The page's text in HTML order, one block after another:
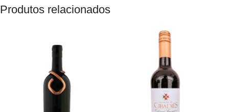
Produtos relacionados